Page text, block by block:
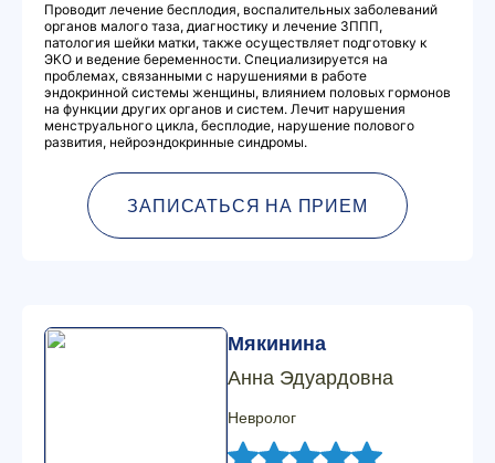
Проводит лечение бесплодия, воспалительных заболеваний
органов малого таза, диагностику и лечение ЗППП,
патология шейки матки, также осуществляет подготовку к
ЭКО и ведение беременности. Специализируется на
проблемах, связанными с нарушениями в работе
эндокринной системы женщины, влиянием половых гормонов
на функции других органов и систем. Лечит нарушения
менструального цикла, бесплодие, нарушение полового
развития, нейроэндокринные синдромы.
ЗАПИСАТЬСЯ НА ПРИЕМ
Мякинина
Анна Эдуардовна
Невролог